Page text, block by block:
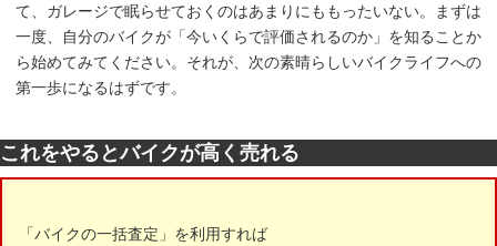
て、ガレージで眠らせておくのはあまりにももったいない。まずは
一度、自分のバイクが「今いくらで評価されるのか」を知ることか
ら始めてみてください。それが、次の素晴らしいバイクライフへの
第一歩になるはずです。
これをやるとバイクが高く売れる
「バイクの一括査定」を利用すれば